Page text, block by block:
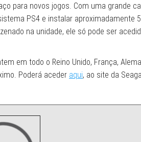
para novos jogos. Com uma grande
PS4 e instalar aproximadamente
na unidade, ele só pode ser
em todo o Reino Unido, França,
Poderá aceder aqui, ao site da